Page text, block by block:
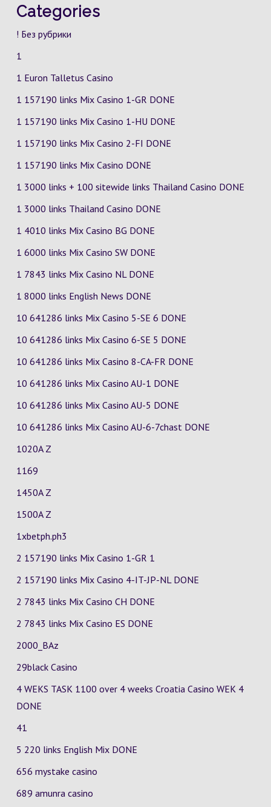
Categories
! Без рубрики
1
1 Euron Talletus Casino
1 157190 links Mix Casino 1-GR DONE
1 157190 links Mix Casino 1-HU DONE
1 157190 links Mix Casino 2-FI DONE
1 157190 links Mix Casino DONE
1 3000 links + 100 sitewide links Thailand Casino DONE
1 3000 links Thailand Casino DONE
1 4010 links Mix Casino BG DONE
1 6000 links Mix Casino SW DONE
1 7843 links Mix Casino NL DONE
1 8000 links English News DONE
10 641286 links Mix Casino 5-SE 6 DONE
10 641286 links Mix Casino 6-SE 5 DONE
10 641286 links Mix Casino 8-CA-FR DONE
10 641286 links Mix Casino AU-1 DONE
10 641286 links Mix Casino AU-5 DONE
10 641286 links Mix Casino AU-6-7chast DONE
1020A Z
1169
1450A Z
1500A Z
1xbetph.ph3
2 157190 links Mix Casino 1-GR 1
2 157190 links Mix Casino 4-IT-JP-NL DONE
2 7843 links Mix Casino CH DONE
2 7843 links Mix Casino ES DONE
2000_BAz
29black Casino
4 WEKS TASK 1100 over 4 weeks Croatia Casino WEK 4
DONE
41
5 220 links English Mix DONE
656 mystake casino
689 amunra casino